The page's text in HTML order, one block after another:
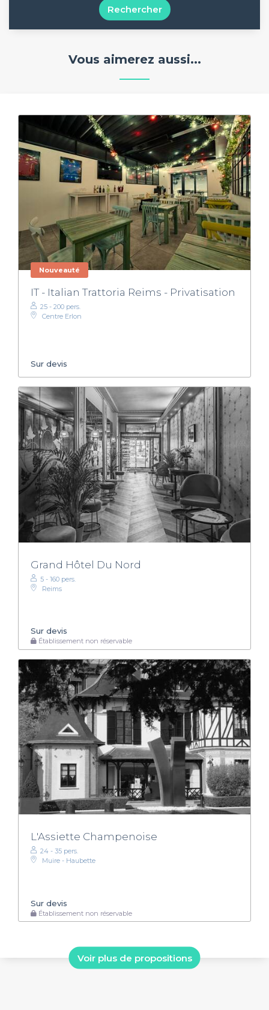
Rechercher
Vous aimerez aussi...
Nouveauté
IT - Italian Trattoria Reims - Privatisation
25 - 200 pers.
Centre Erlon
Sur devis
Grand Hôtel Du Nord
5 - 160 pers.
Reims
Sur devis
Établissement non réservable
L'Assiette Champenoise
24 - 35 pers.
Muire - Haubette
Sur devis
Établissement non réservable
Voir plus de propositions